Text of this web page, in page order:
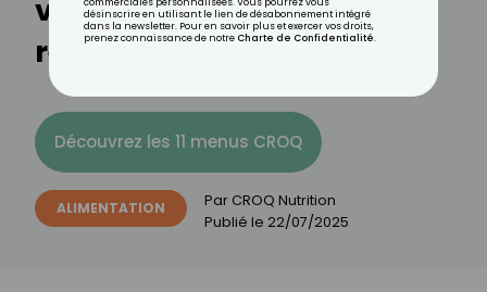
valeurs nutritionnelles et
recettes
Découvrez les 11 menus CROQ
ALIMENTATION Par CROQ Nutrition
Publié le 22/07/2025
désinscrire en utilisant le lien de désabonnement intégré
dans la newsletter. Pour en savoir plus et exercer vos droits,
prenez connaissance de notre Charte de Confidentialité.